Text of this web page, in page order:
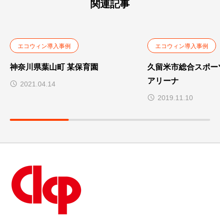
関連記事
エコウィン導入事例
神奈川県葉山町 某保育園
2021.04.14
エコウィン導入事例
久留米市総合スポ
アリーナ
2019.11.10